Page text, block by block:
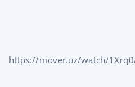
https://mover.uz/watch/